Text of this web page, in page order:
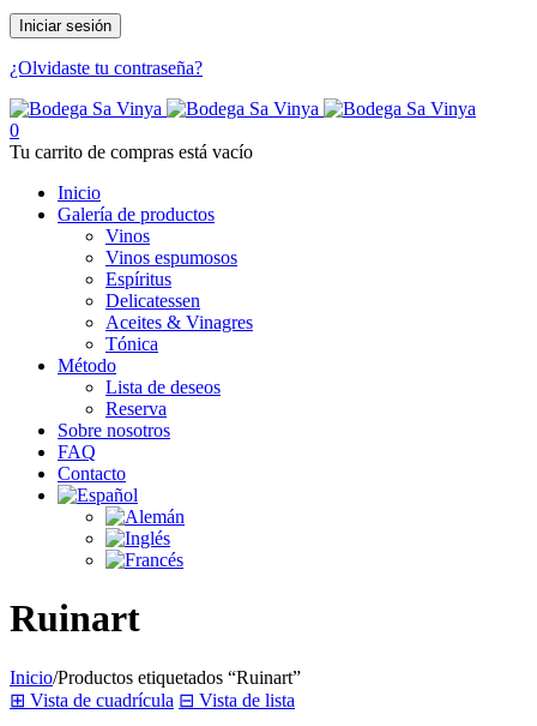
¿Olvidaste tu contraseña?
0
Tu carrito de compras está vacío
Inicio
Galería de productos
Vinos
Vinos espumosos
Espíritus
Delicatessen
Aceites & Vinagres
Tónica
Método
Lista de deseos
Reserva
Sobre nosotros
FAQ
Contacto
Ruinart
Inicio/Productos etiquetados “Ruinart”
⊞ Vista de cuadrícula ⊟ Vista de lista